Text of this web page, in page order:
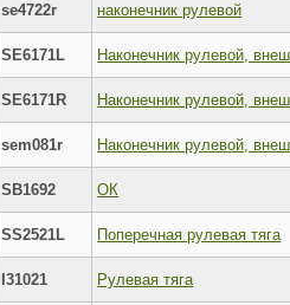
se4722r наконечник рулевой
SE6171L Наконечник рулевой,
SE6171R Наконечник рулевой,
sem081r Наконечник рулевой,
SB1692 ОК
SS2521L Поперечная рулевая тяга
I31021 Рулевая тяга